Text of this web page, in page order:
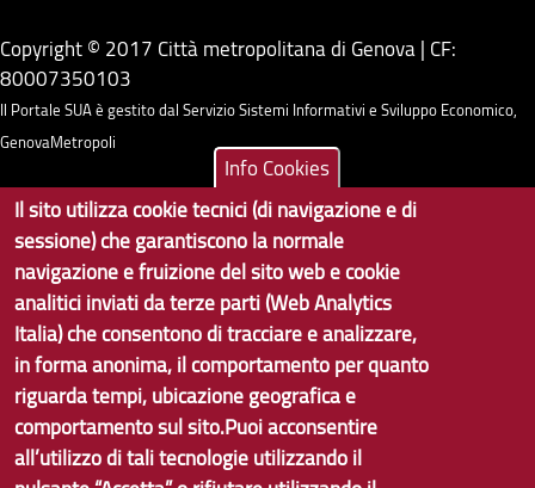
Copyright © 2017 Città metropolitana di Genova | CF:
80007350103
Il Portale SUA è gestito dal Servizio Sistemi Informativi e Sviluppo Economico,
GenovaMetropoli
Tecnologie e Accessibilità
Contatti per il sito Web
Info Cookies
Il sito utilizza cookie tecnici (di navigazione e di
sessione) che garantiscono la normale
navigazione e fruizione del sito web e cookie
analitici inviati da terze parti (Web Analytics
Italia) che consentono di tracciare e analizzare,
in forma anonima, il comportamento per quanto
riguarda tempi, ubicazione geografica e
comportamento sul sito.Puoi acconsentire
all’utilizzo di tali tecnologie utilizzando il